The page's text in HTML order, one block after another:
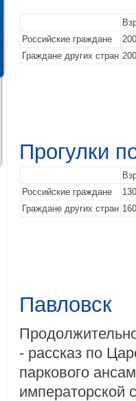
Российские граждане
Граждане других стран
Прогулки
Российские граждане
Граждане других стран
Павловск
- рассказ по
паркового
императорской